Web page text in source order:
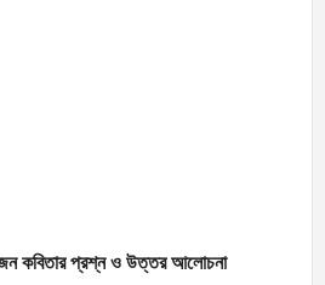
কবিতার প্রশ্ন ও উত্তর আলোচনা